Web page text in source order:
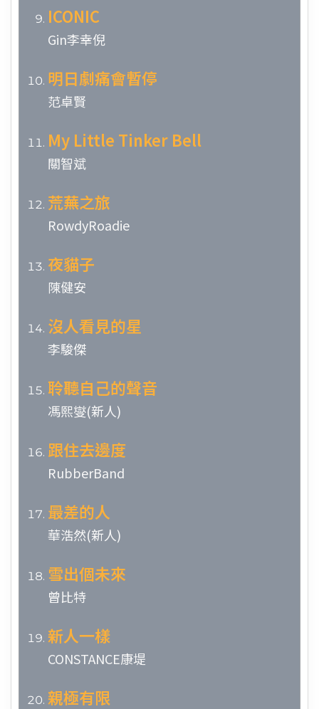
ICONIC
Gin李幸倪
明日劇痛會暫停
范卓賢
My Little Tinker Bell
關智斌
荒蕪之旅
RowdyRoadie
夜貓子
陳健安
沒人看見的星
李駿傑
聆聽自己的聲音
馮熙燮(新人)
跟住去邊度
RubberBand
最差的人
華浩然(新人)
雪出個未來
曾比特
新人一樣
CONSTANCE康堤
親極有限